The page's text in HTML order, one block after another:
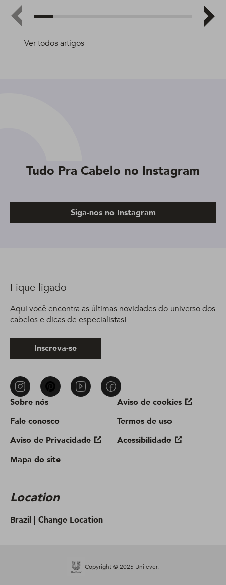
Ver todos artigos
Tudo Pra Cabelo no Instagram
Siga-nos no Instagram
Sobre nós
Fale conosco
Aviso de Privacidade
Mapa do site
Aviso de cookies
Termos de uso
Acessibilidade
Location
Brazil | Change Location
Fique ligado
Aqui você encontra as últimas novidades do universo dos
cabelos e dicas de especialistas!
Inscreva-se
Copyright © 2025 Unilever.